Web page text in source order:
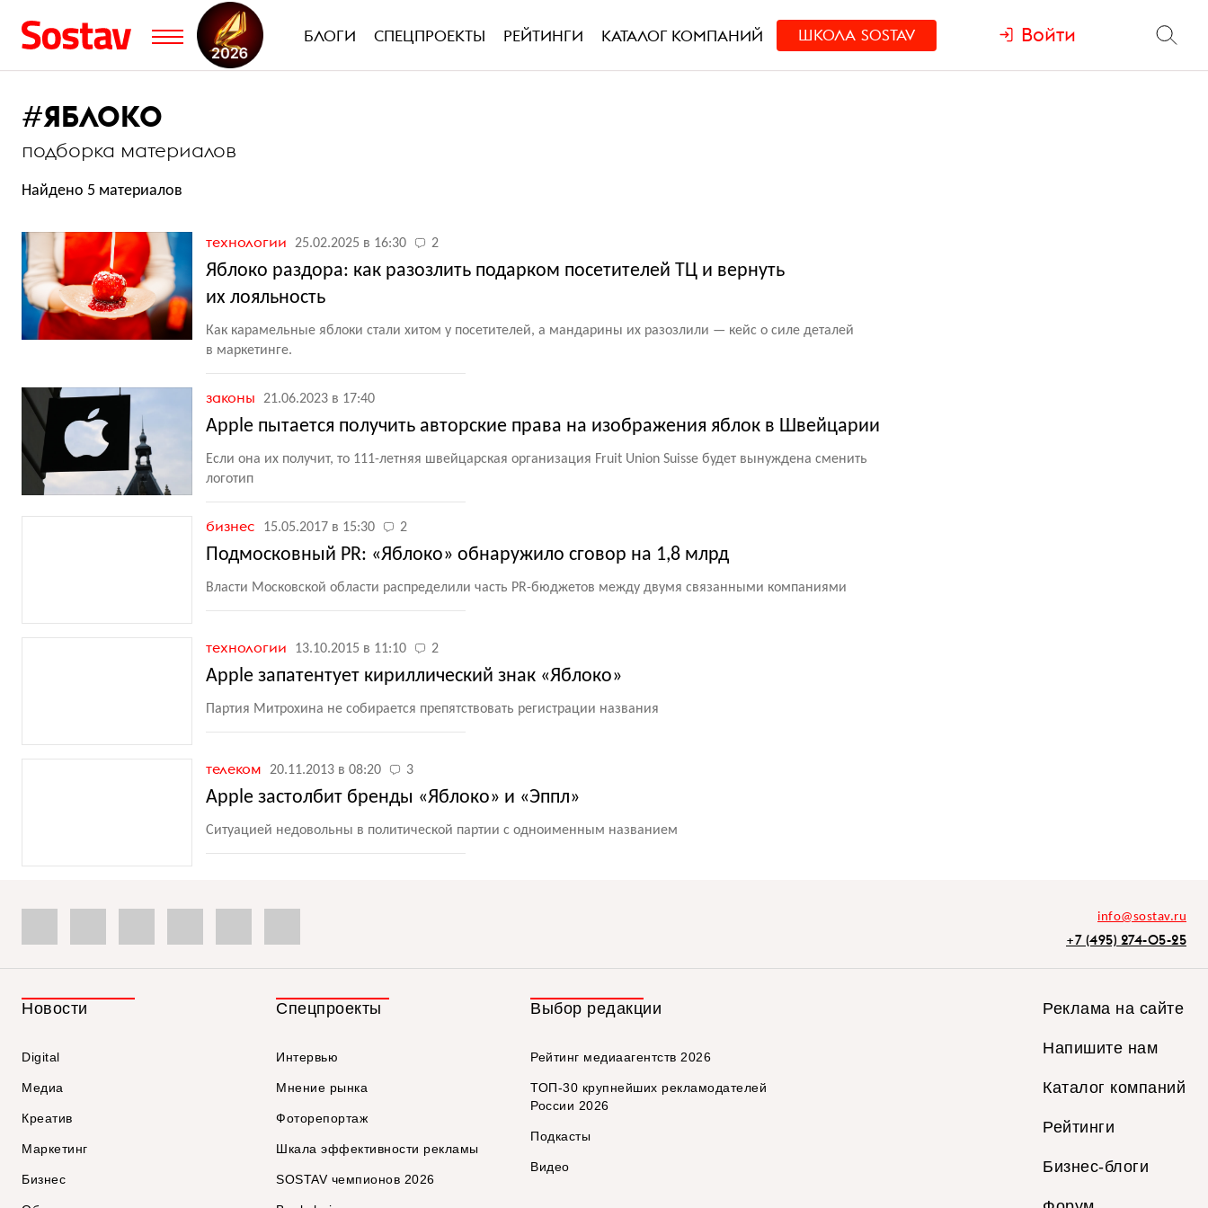
БЛОГИ СПЕЦПРОЕКТЫ РЕЙТИНГИ КАТАЛОГ КОМПАНИЙ ШКОЛА SOSTAV Войти
#ЯБЛОКО
подборка материалов
Найдено 5 материалов
технологии 25.02.2025 в 16:30 2
Яблоко раздора: как разозлить подарком посетителей ТЦ и вернуть
их лояльность
Как карамельные яблоки стали хитом у посетителей, а мандарины их разозлили — кейс о силе деталей
в маркетинге.
законы 21.06.2023 в 17:40
Apple пытается получить авторские права на изображения яблок в Швейцарии
Если она их получит, то 111-летняя швейцарская организация Fruit Union Suisse будет вынуждена сменить
логотип
бизнес 15.05.2017 в 15:30 2
Подмосковный PR: «Яблоко» обнаружило сговор на 1,8 млрд
Власти Московской области распределили часть PR-бюджетов между двумя связанными компаниями
технологии 13.10.2015 в 11:10 2
Apple запатентует кириллический знак «Яблоко»
Партия Митрохина не собирается препятствовать регистрации названия
телеком 20.11.2013 в 08:20 3
Apple застолбит бренды «Яблоко» и «Эппл»
Ситуацией недовольны в политической партии с одноименным названием
info@sostav.ru
+7 (495) 274-05-25
Новости
Digital
Медиа
Креатив
Маркетинг
Бизнес
Спецпроекты
Интервью
Мнение рынка
Фоторепортаж
Шкала эффективности рекламы
SOSTAV чемпионов 2026
Выбор редакции
Рейтинг медиаагентств 2026
ТОП-30 крупнейших рекламодателей
России 2026
Подкасты
Видео
Реклама на сайте
Напишите нам
Каталог компаний
Рейтинги
Бизнес-блоги